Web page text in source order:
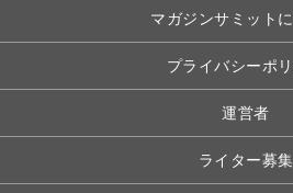
マガジンサミット
プライバシーポ
運営者
ライター募集